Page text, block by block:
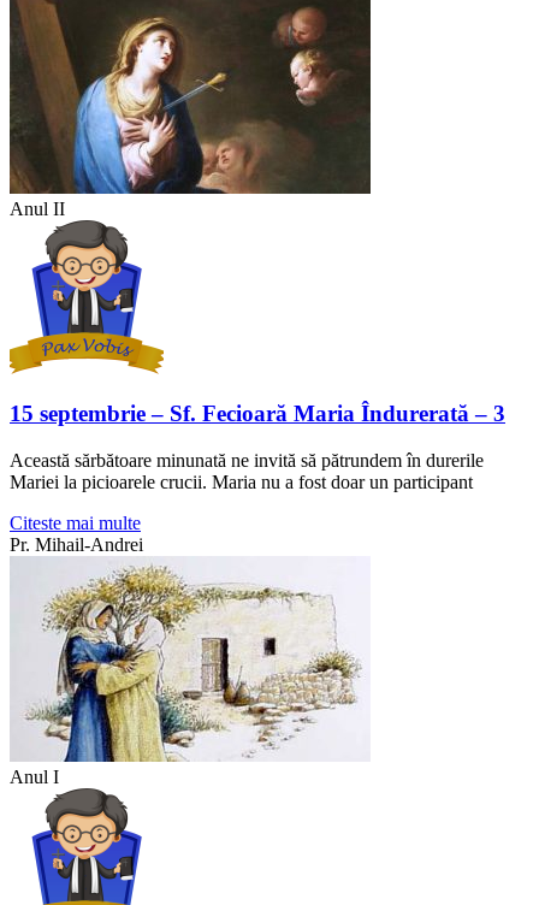
Anul II
15 septembrie – Sf. Fecioară Maria Îndurerată – 3
Această sărbătoare minunată ne invită să pătrundem în durerile
Mariei la picioarele crucii. Maria nu a fost doar un participant
Citeste mai multe
Pr. Mihail-Andrei
Anul I